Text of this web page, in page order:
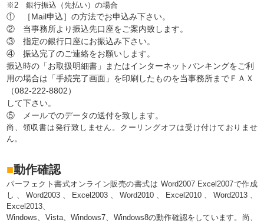
※2 銀行振込（先払い）の場合
① ［Mail申込］の方法でお申込み下さい。
② 当事務所より振込先口座をご案内致します。
③ 指定の銀行口座にお振込み下さい。
④ 振込完了のご連絡をお願いします。
振込時の「お取扱明細書」またはインターネットバンキングをご利
用の場合は「手続完了画面」を印刷したものを当事務所までＦＡＸ
（082-222-8802）
して下さい。
⑤ メールでのデータの送付を致します。
尚、領収書は発行致しません。クーリングオフは受け付けておりませ
ん。
■動作確認
パーフェクト書式オンライン販売の書式は Word2007 Excel2007で作成
し、Word2003、Excel2003、Word2010、Excel2010、Word2013、
Excel2013、
Windows、Vista、Windows7、Windows8の動作確認をしています。尚、